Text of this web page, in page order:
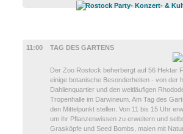
11:00
TAG DES GARTENS
Der Zoo Rostock beherbergt auf 56 Hektar
einige botanische Besonderheiten - von der
Dahlienquartier und den weitläufigen
Tropenhalle im Darwineum. Am Tag des
den Mittelpunkt stellen. Von 11 bis 15 Uhr
um ihr Pflanzenwissen zu erweitern und
Grasköpfe und Seed Bombs, malen mit